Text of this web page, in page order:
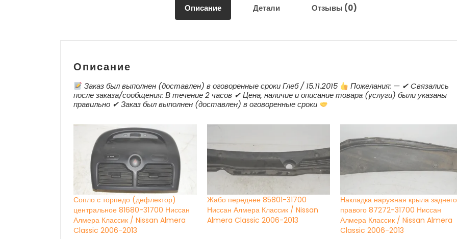
Описание Детали Отзывы (0)
Описание
Заказ был выполнен (доставлен) в оговоренные сроки Глеб / 15.11.2015
Пожелания: — ✔ Cвязались
после заказа/сообщения: В течение 2 часов ✔ Цена, наличие и описание товара (услуги) были указаны
правильно ✔ Заказ был выполнен (доставлен) в оговоренные сроки
Сопло с торпедо (дефлектор)
центральное 81680-31700 Ниссан
Алмера Классик / Nissan Almera
Classic 2006-2013
Жабо переднее 85801-31700
Ниссан Алмера Классик / Nissan
Almera Classic 2006-2013
Накладка наружная крыла заднего
правого 87272-31700 Ниссан
Алмера Классик / Nissan Almera
Classic 2006-2013